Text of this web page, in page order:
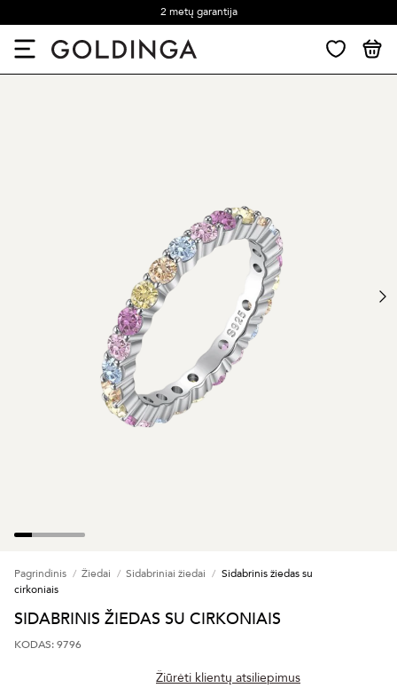
2 metų garantija
Pagrindinis Žiedai Sidabriniai žiedai
Sidabrinis žiedas su
cirkoniais
SIDABRINIS ŽIEDAS SU CIRKONIAIS
KODAS: 9796
Žiūrėti klientų atsiliepimus